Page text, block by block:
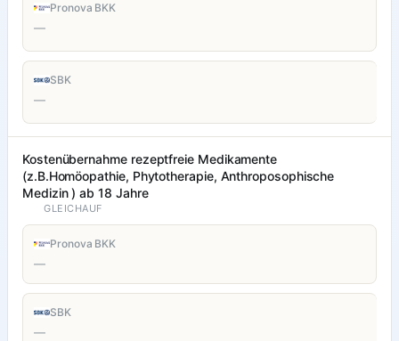
Pronova BKK
—
SBK
—
Kostenübernahme rezeptfreie Medikamente
(z.B.Homöopathie, Phytotherapie, Anthroposophische
Medizin ) ab 18 Jahre
GLEICHAUF
Pronova BKK
—
SBK
—